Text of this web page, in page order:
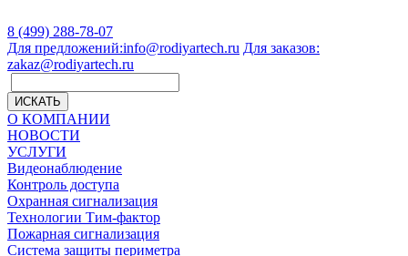
8 (499) 288-78-07
Для предложений:info@rodiyartech.ru Для заказов:
zakaz@rodiyartech.ru
ИСКАТЬ
О КОМПАНИИ
НОВОСТИ
УСЛУГИ
Видеонаблюдение
Контроль доступа
Охранная сигнализация
Технологии Тим-фактор
Пожарная сигнализация
Система защиты периметра